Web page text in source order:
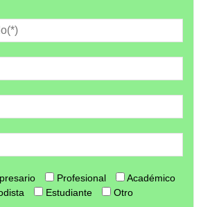
Profesional
Académico
Estudiante Otro